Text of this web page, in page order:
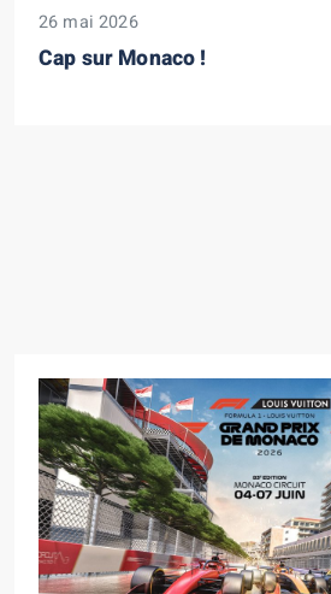
26 mai 2026
Cap sur Monaco !